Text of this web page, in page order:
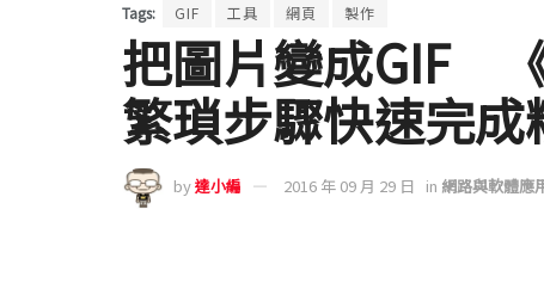
Tags: GIF 工具 網頁 製作
把圖片變成GIF
繁瑣步驟快速完成
by達小編 2016 年 09 月 29 日 in 網路與軟體應